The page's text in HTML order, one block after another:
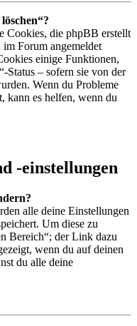
Cookies, die phpBB erstellt
im Forum angemeldet
einige Funktionen,
Status – sofern sie von der
Wenn du Probleme
kann es helfen, wenn du
-einstellungen
alle deine Einstellungen
Um diese zu
Bereich“; der Link dazu
wenn du auf deinen
du alle deine